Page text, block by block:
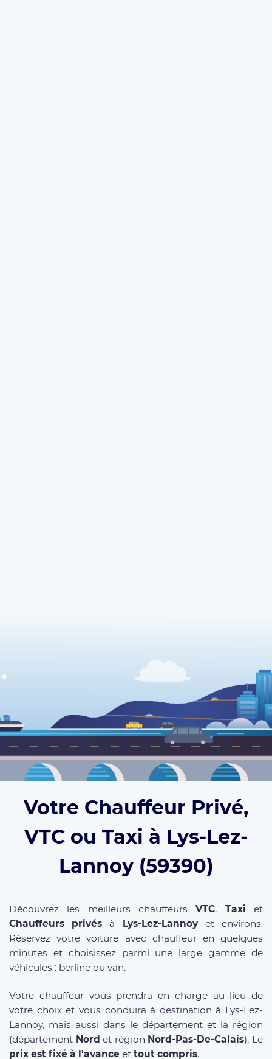
Votre Chauffeur Privé,
VTC ou Taxi à Lys-Lez-
Lannoy (59390)
Découvrez les meilleurs chauffeursVTC, Taxi et
Chauffeurs privés à Lys-Lez-Lannoyet environs.
Réservez votre voiture avec chauffeur en quelques
minutes et choisissez parmi une large gamme de
véhicules : berline ou van.
Votre chauffeur vous prendra en charge au lieu de
votre choix et vous conduira à destination à Lys-Lez-
Lannoy, mais aussi dans le département et la région
(département Nord et région Nord-Pas-De-Calais). Le
prix est fixé à l'avance et tout compris.